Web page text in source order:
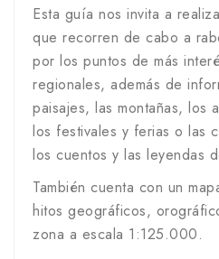
Esta guía nos invita a
que recorren de cabo a
por los puntos de más
regionales, además de
paisajes, las montañas, los
los festivales y ferias o las
los cuentos y las leyendas
También cuenta con un
hitos geográficos,
zona a escala 1:125.000.